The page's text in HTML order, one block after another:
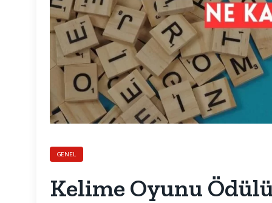
GENEL
Kelime Oyunu